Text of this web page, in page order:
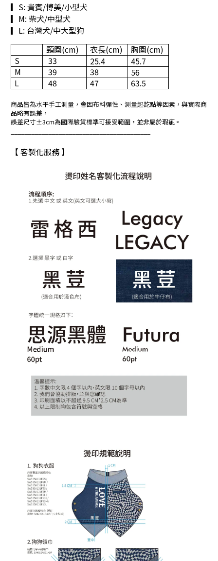
▎ S: 貴賓/博美/小型犬
▎M: 柴犬/中型犬
▎L: 台灣犬/中大型狗
頸圍(cm) 衣長(cm)
胸圍(cm)
S
33 25.4
45.7
M
39 38
56
L
48 47 63.5
商品皆為水平手工測量，會因布料彈性、測量起訖點等因素，與實際商
品略有誤差，
誤差尺寸±3cm為國際驗貨標準可接受範圍，並非屬於瑕疵。
【 客製化服務 】